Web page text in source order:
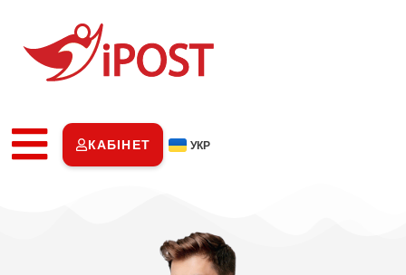
КАБІНЕТ УКР